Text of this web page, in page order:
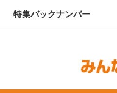
特集バックナンバー